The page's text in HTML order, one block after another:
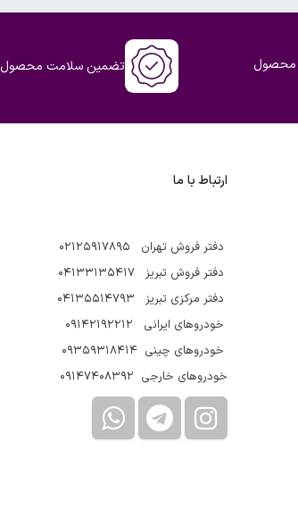
محصول تضمین سلامت محصول
ارتباط با ما
دفتر فروش تهران 02125917895
دفتر فروش تبریز 04133135417
دفتر مرکزی تبریز 04135514793
خودروهای ایرانی 09142192212
خودروهای چینی 09359318414
خودروهای خارجی 09147408392